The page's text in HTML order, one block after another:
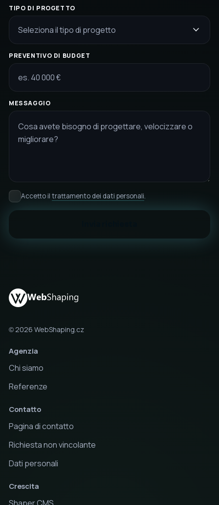
TIPO DI PROGETTO
Seleziona il tipo di progetto
PREVENTIVO DI BUDGET
MESSAGGIO
Accetto il trattamento dei dati personali.
© 2026 WebShaping.cz
Agenzia
Chi siamo
Referenze
Contatto
Pagina di contatto
Richiesta non vincolante
Dati personali
Crescita